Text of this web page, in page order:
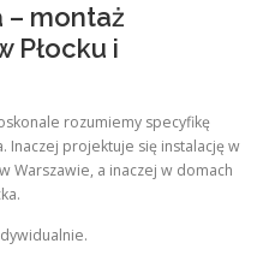
– montaż
Płocku i
rozumiemy specyfikę
Inaczej projektuje się instalację w
Warszawie, a inaczej w domach